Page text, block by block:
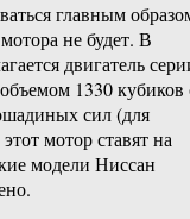
главным
не будет. В
двигатель
1330 кубиков
сил (для
мотор ставят на
модели Ниссан